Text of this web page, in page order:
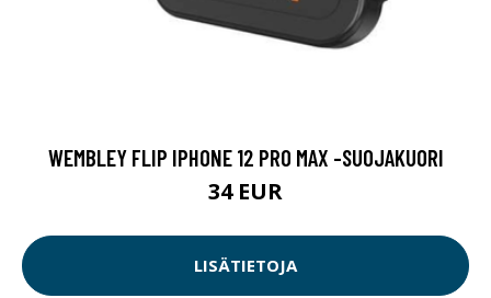
WEMBLEY FLIP IPHONE 12 PRO MAX -SUOJAKUORI
34 EUR
LISÄTIETOJA